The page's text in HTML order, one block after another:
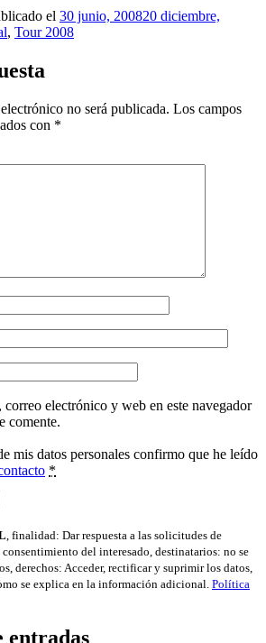
el 30 junio, 200820 diciembre,
, Tour 2008
no será publicada. Los campos
con *
electrónico y web en este navegador
comente.
mis datos personales confirmo que he leído
*
, finalidad: Dar respuesta a las solicitudes de
del interesado, destinatarios: no se
derechos: Acceder, rectificar y suprimir los datos,
se explica en la información adicional. Política
entradas